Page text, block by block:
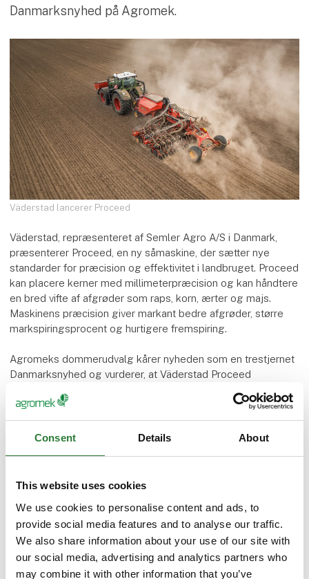
Consent Details About
This website uses cookies
We use cookies to personalise content and ads, to
provide social media features and to analyse our traffic.
We also share information about your use of our site with
our social media, advertising and analytics partners who
may combine it with other information that you’ve
Danmarksnyhed på Agromek.
Väderstad lancerer Proceed
Väderstad, repræsenteret af Semler Agro A/S i Danmark,
præsenterer Proceed, en ny såmaskine, der sætter nye
standarder for præcision og effektivitet i landbruget. Proceed
kan placere kerner med millimeterpræcision og kan håndtere
en bred vifte af afgrøder som raps, korn, ærter og majs.
Maskinens præcision giver markant bedre afgrøder, større
markspiringsprocent og hurtigere fremspiring.
Agromeks dommerudvalg kårer nyheden som en trestjernet
Danmarksnyhed og vurderer, at Väderstad Proceed
enkeltkornssåning helt ned til 22,5 cm rækkeafstand.
- Väderstad Proceed tildeles tre stjerner for sin evne til at så
opererer med en rækkeafstand på 40-50 cm, lyder
Proceed anvender Väderstads Power Shoot-teknologi, der
sikrer præcis placering af både store og små frø. Dette
adskiller sig fra andre enkornsmaskiner på markedet, som
ofte kun kan håndtere én type frø og har begrænset